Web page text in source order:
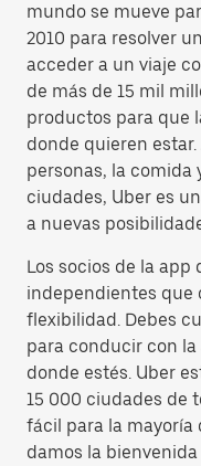
mundo se mueve
2010 para resolver
acceder a un viaje
de más de 15 mil
productos para que
donde quieren
personas, la comida
ciudades, Uber es
a nuevas
Los socios de la
independientes que
flexibilidad. Debes
para conducir con
donde estés. Uber
15 000 ciudades de
fácil para la mayoría
damos la